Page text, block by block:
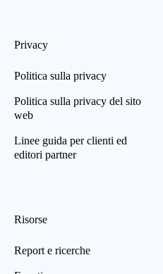
Privacy
Politica sulla privacy
Politica sulla privacy del sito
web
Linee guida per clienti ed
editori partner
Risorse
Report e ricerche